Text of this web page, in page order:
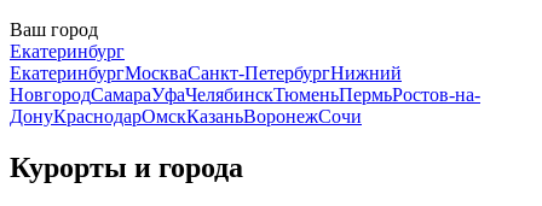
Ваш город
Екатеринбург
ЕкатеринбургМоскваСанкт-ПетербургНижний
НовгородСамараУфаЧелябинскТюменьПермьРостов-на-
ДонуКраснодарОмскКазаньВоронежСочи
Курорты и города